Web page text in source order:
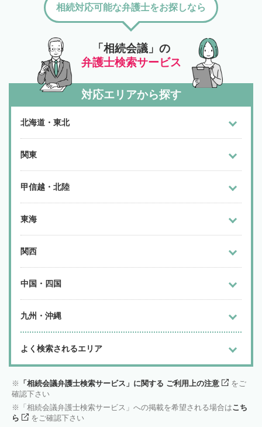
「相続会議」の
弁護士検索サービス
相続対応可能な弁護士をお探しなら
対応エリアから探す
北海道・東北
関東
甲信越・北陸
東海
関西
中国・四国
九州・沖縄
よく検索されるエリア
「相続会議弁護士検索サービス」に関する ご利用上の注意
をご
確認下さい
「相続会議弁護士検索サービス」への掲載を希望される場合はこち
ら
をご確認下さい